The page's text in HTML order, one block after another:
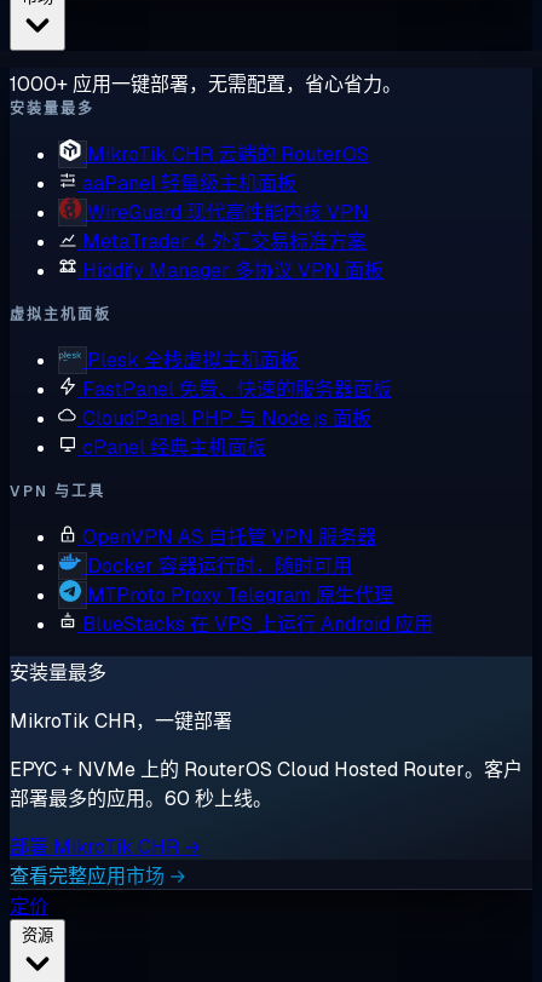
1000+ 应用一键部署，无需配置，省心省力。
安装量最多
MikroTik CHR 云端的 RouterOS
aaPanel轻量级主机面板
WireGuard 现代高性能内核 VPN
MetaTrader 4 外汇交易标准方案
Hiddify Manager 多协议 VPN 面板
虚拟主机面板
Plesk 全栈虚拟主机面板
FastPanel 免费、快速的服务器面板
CloudPanel PHP 与 Node.js 面板
cPanel经典主机面板
VPN 与工具
OpenVPN AS 自托管 VPN 服务器
Docker 容器运行时，随时可用
MTProto Proxy Telegram 原生代理
BlueStacks 在 VPS 上运行 Android 应用
安装量最多
MikroTik CHR，一键部署
EPYC + NVMe 上的 RouterOS Cloud Hosted Router。客户
部署最多的应用。60 秒上线。
部署 MikroTik CHR →
查看完整应用市场 →
定价